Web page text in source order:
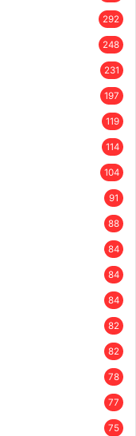
292
248
231
197
119
114
104
91
88
84
84
84
82
82
78
77
75